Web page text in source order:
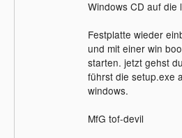
Windows CD auf die
Festplatte wieder
und mit einer win
starten. jetzt gehst
führst die setup.exe
windows.
MfG tof-devil